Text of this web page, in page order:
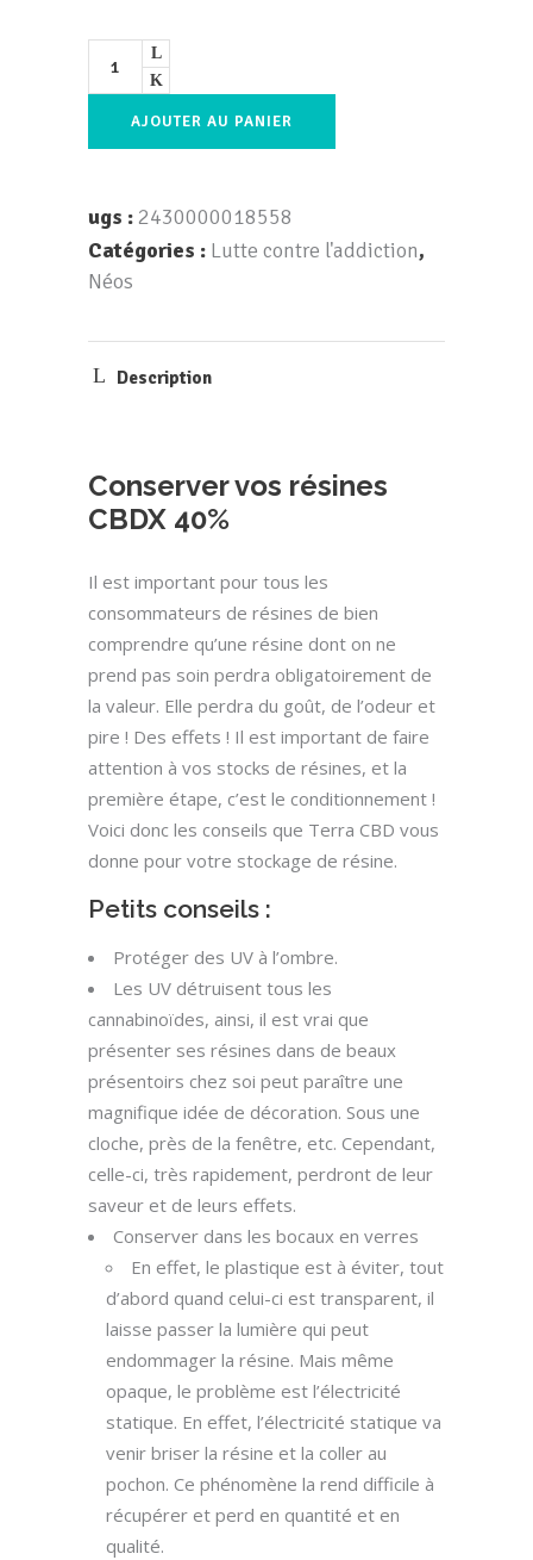
AJOUTER AU PANIER
ugs : 2430000018558
Catégories : Lutte contre l'addiction,
Néos
Description
Conserver vos résines
CBDX 40%
Il est important pour tous les
consommateurs de résines de bien
comprendre qu’une résine dont on ne
prend pas soin perdra obligatoirement de
la valeur. Elle perdra du goût, de l’odeur et
pire ! Des effets ! Il est important de faire
attention à vos stocks de résines, et la
première étape, c’est le conditionnement !
Voici donc les conseils que Terra CBD vous
donne pour votre stockage de résine.
Petits conseils :
Protéger des UV à l’ombre.
Les UV détruisent tous les
cannabinoïdes, ainsi, il est vrai que
présenter ses résines dans de beaux
présentoirs chez soi peut paraître une
magnifique idée de décoration. Sous une
cloche, près de la fenêtre, etc. Cependant,
celle-ci, très rapidement, perdront de leur
saveur et de leurs effets.
Conserver dans les bocaux en verres
En effet, le plastique est à éviter, tout
d’abord quand celui-ci est transparent, il
laisse passer la lumière qui peut
endommager la résine. Mais même
opaque, le problème est l’électricité
statique. En effet, l’électricité statique va
venir briser la résine et la coller au
pochon. Ce phénomène la rend difficile à
récupérer et perd en quantité et en
qualité.